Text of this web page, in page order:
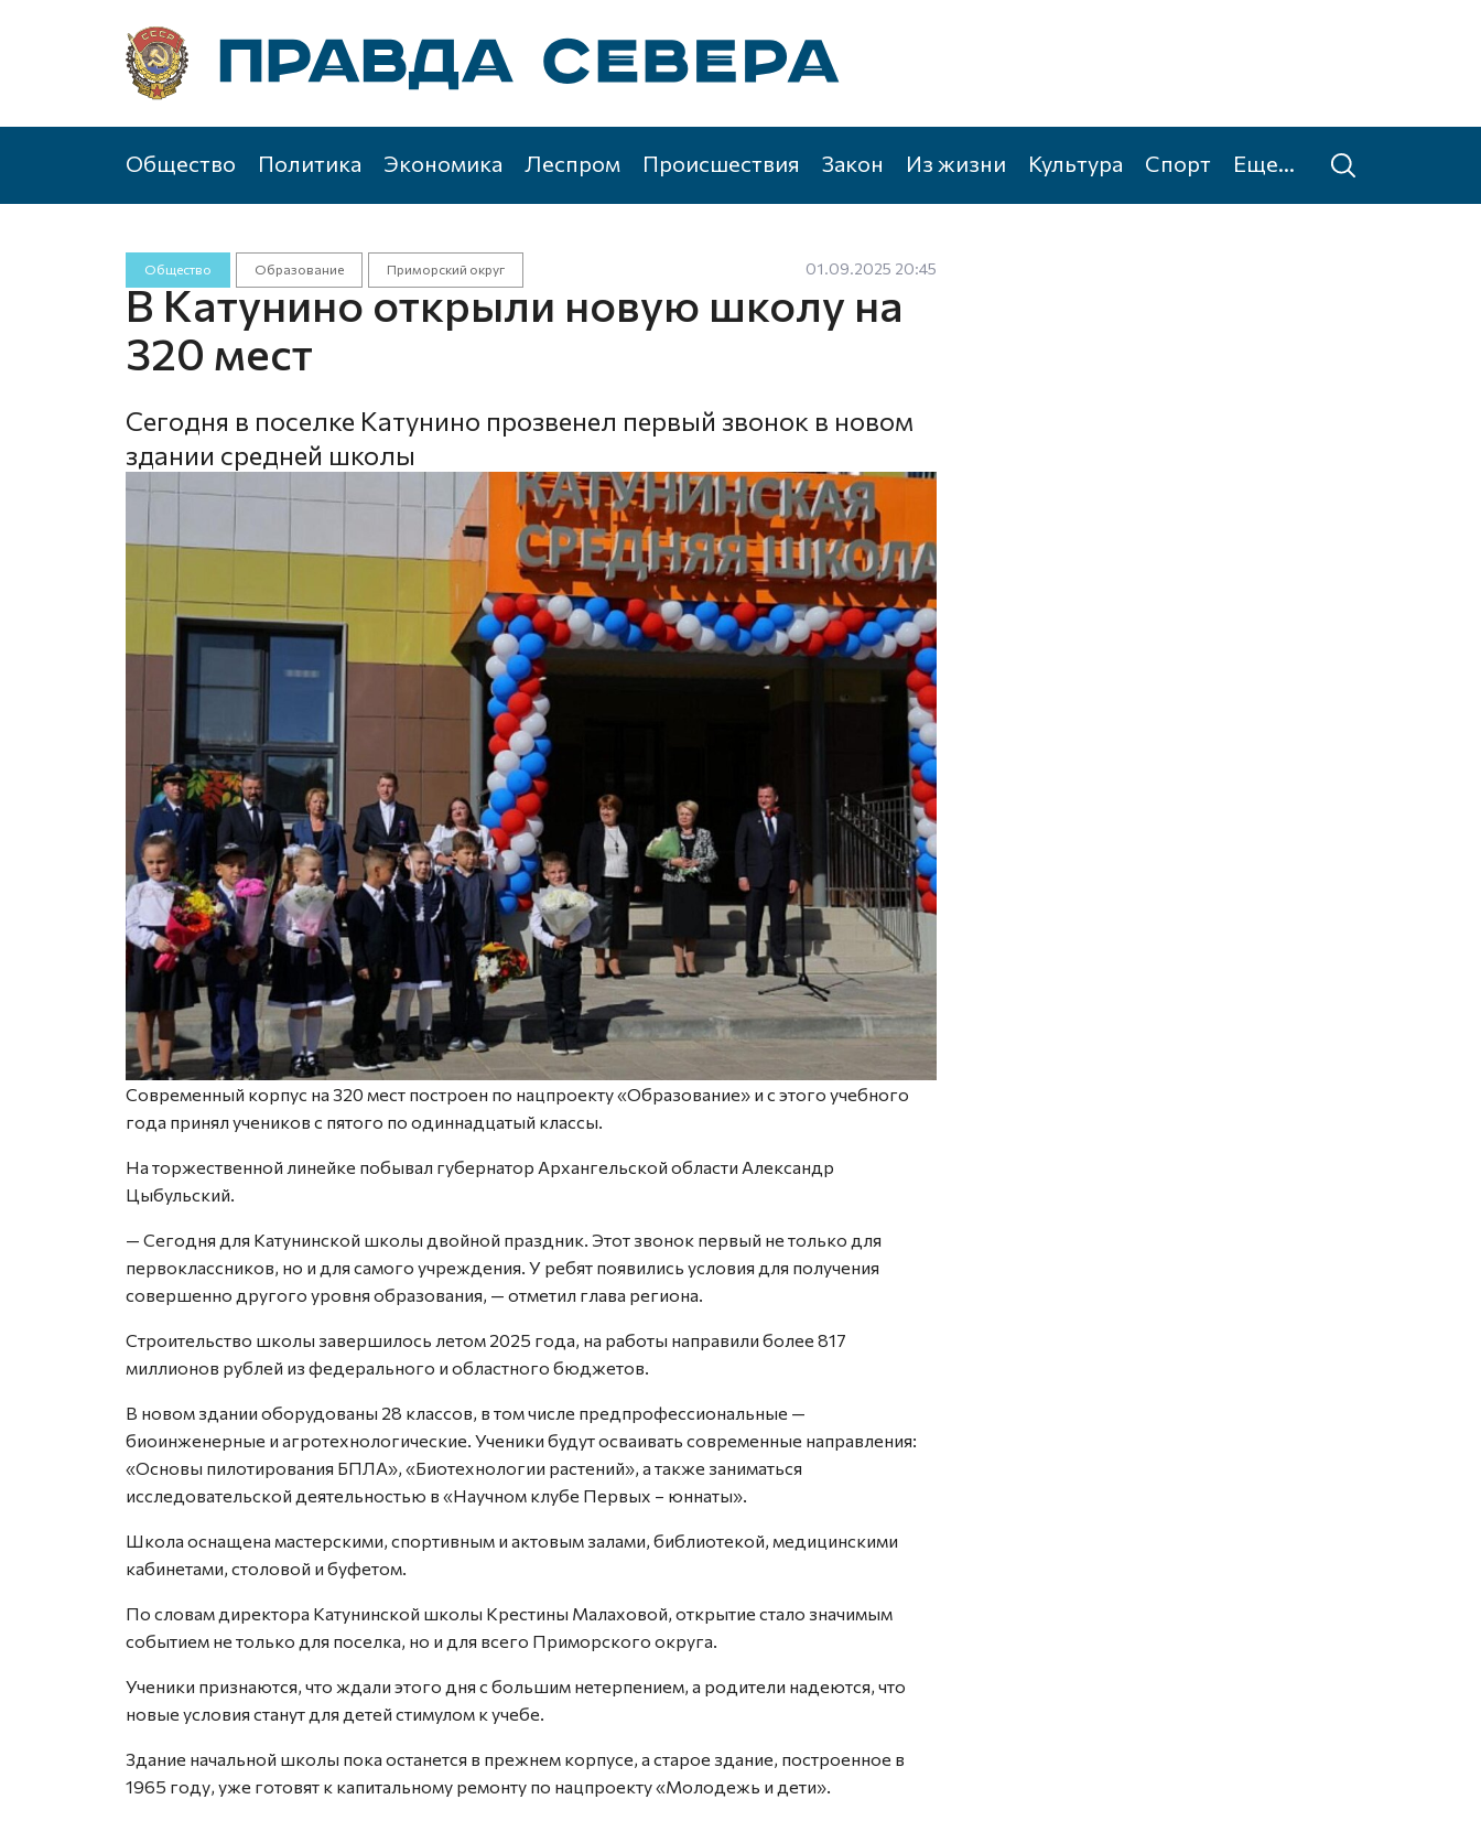
Общество Политика Экономика Леспром Происшествия Закон Из жизни Культура Спорт Еще...
Общество Образование Приморский округ 01.09.2025 20:45
В Катунино открыли новую школу на
320 мест
Сегодня в поселке Катунино прозвенел первый звонок в новом
здании средней школы
Современный корпус на 320 мест построен по нацпроекту «Образование» и с этого учебного
года принял учеников с пятого по одиннадцатый классы.
На торжественной линейке побывал губернатор Архангельской области Александр
Цыбульский.
— Сегодня для Катунинской школы двойной праздник. Этот звонок первый не только для
первоклассников, но и для самого учреждения. У ребят появились условия для получения
совершенно другого уровня образования, — отметил глава региона.
Строительство школы завершилось летом 2025 года, на работы направили более 817
миллионов рублей из федерального и областного бюджетов.
В новом здании оборудованы 28 классов, в том числе предпрофессиональные —
биоинженерные и агротехнологические. Ученики будут осваивать современные направления:
«Основы пилотирования БПЛА», «Биотехнологии растений», а также заниматься
исследовательской деятельностью в «Научном клубе Первых – юннаты».
Школа оснащена мастерскими, спортивным и актовым залами, библиотекой, медицинскими
кабинетами, столовой и буфетом.
По словам директора Катунинской школы Крестины Малаховой, открытие стало значимым
событием не только для поселка, но и для всего Приморского округа.
Ученики признаются, что ждали этого дня с большим нетерпением, а родители надеются, что
новые условия станут для детей стимулом к учебе.
Здание начальной школы пока останется в прежнем корпусе, а старое здание, построенное в
1965 году, уже готовят к капитальному ремонту по нацпроекту «Молодежь и дети».